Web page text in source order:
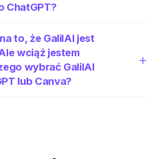
ChatGPT?
to, że GalilAI jest
wciąż jestem
wybrać GalilAI
lub Canva?